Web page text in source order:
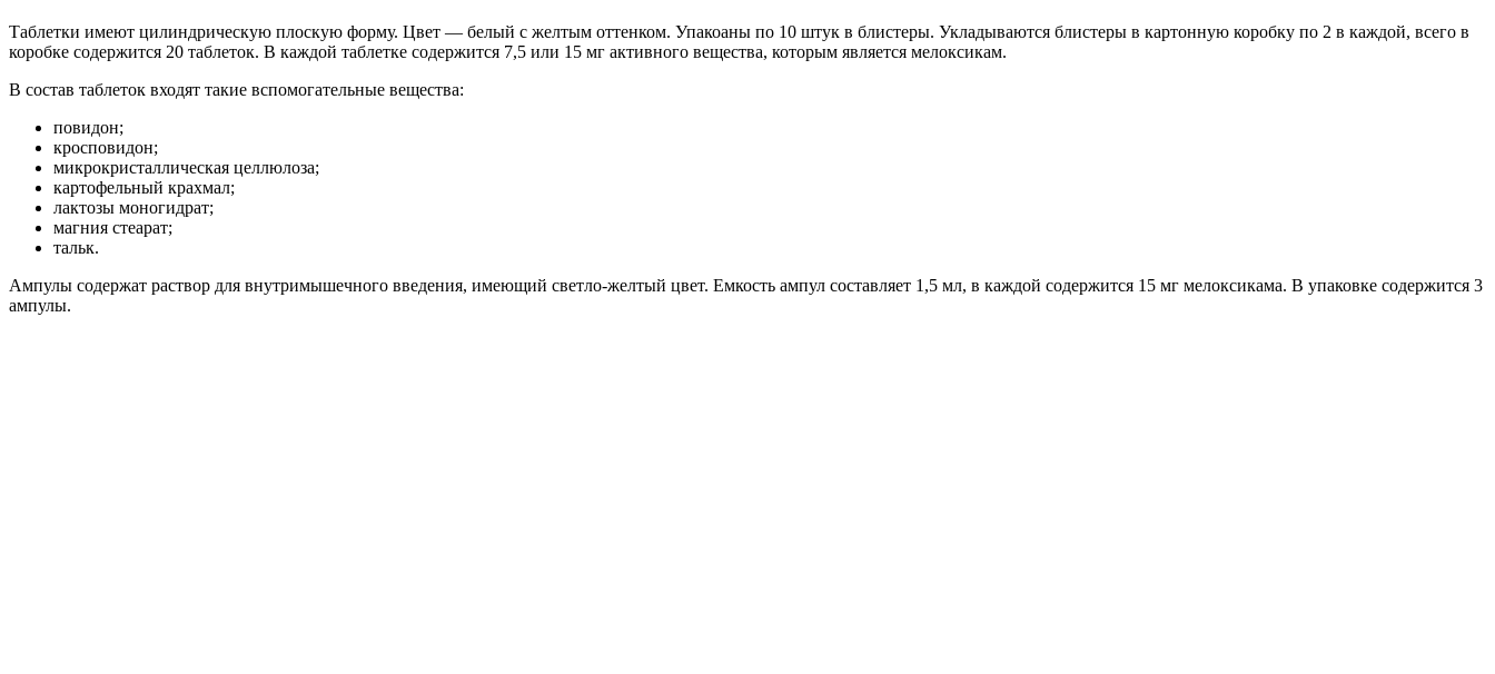
Таблетки имеют цилиндрическую плоскую форму. Цвет — белый с желтым оттенком. Упакоаны по 10 штук в блистеры. Укладываются блистеры в картонную коробку по 2 в каждой, всего в
коробке содержится 20 таблеток. В каждой таблетке содержится 7,5 или 15 мг активного вещества, которым является мелоксикам.
В состав таблеток входят такие вспомогательные вещества:
повидон;
кросповидон;
микрокристаллическая целлюлоза;
картофельный крахмал;
лактозы моногидрат;
магния стеарат;
тальк.
Ампулы содержат раствор для внутримышечного введения, имеющий светло-желтый цвет. Емкость ампул составляет 1,5 мл, в каждой содержится 15 мг мелоксикама. В упаковке содержится 3
ампулы.